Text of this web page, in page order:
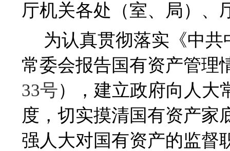
厅机关各处（室、局）、
为认真贯彻落实《中
常委会报告国有资产管理
33号），建立政府向人大
度，切实摸清国有资产家
强人大对国有资产的监督